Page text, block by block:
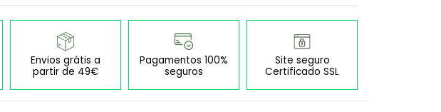
Envios grátis a
partir de 49€
Pagamentos 100%
seguros
Site seguro
Certificado SSL